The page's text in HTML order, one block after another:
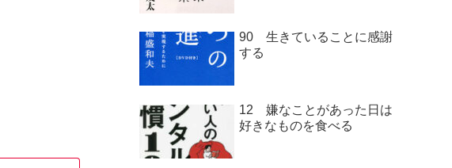
90 生きていることに感謝
する
12 嫌なことがあった日は
好きなものを食べる